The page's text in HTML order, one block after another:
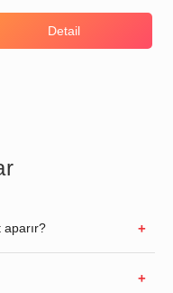
Detail
aparır?